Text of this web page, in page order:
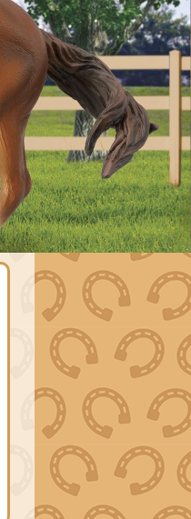
Lipizzano gris tordo